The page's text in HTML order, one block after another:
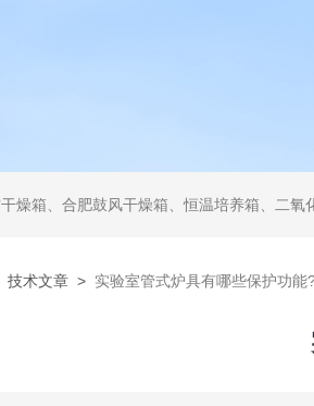
箱、合肥鼓风干燥箱、恒温培养箱、二氧化碳培养箱、恒温
技术文章 > 实验室管式炉具有哪些保护功能